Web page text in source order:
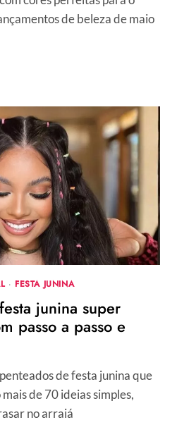
de beleza de maio
· FESTA JUNINA
junina super
passo a passo e
de festa junina que
de 70 ideias simples,
no arraiá